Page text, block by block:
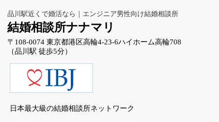
品川駅近くで婚活なら｜エンジニア男性向け結婚相談所
結婚相談所ナナマリ
〒108-0074 東京都港区高輪4-23-6ハイホーム高輪708
（品川駅 徒歩5分）
日本最大級の結婚相談所ネットワーク